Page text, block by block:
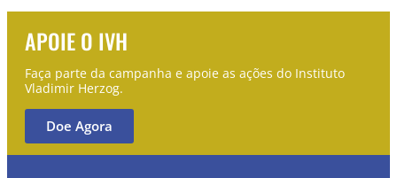
APOIE O IVH
Faça parte da campanha e apoie as ações do Instituto
Vladimir Herzog.
Doe Agora